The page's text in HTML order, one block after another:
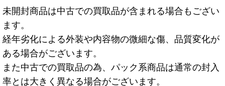
未開封商品は中古での買取品が含まれる場合もござい
ます。
経年劣化による外装や内容物の微細な傷、品質変化が
ある場合がございます。
また中古での買取品の為、パック系商品は通常の封入
率とは大きく異なる場合がございます。